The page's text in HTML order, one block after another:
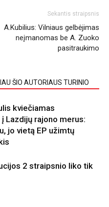
Sekantis straipsnis
A.Kubilius: Vilniaus gelbėjimas
neįmanomas be A. Zuoko
pasitraukimo
ŠIO AUTORIAUS TURINIO
kviečiamas
Lazdijų rajono merus:
jo vietą EP užimtų
2 straipsnio liko tik